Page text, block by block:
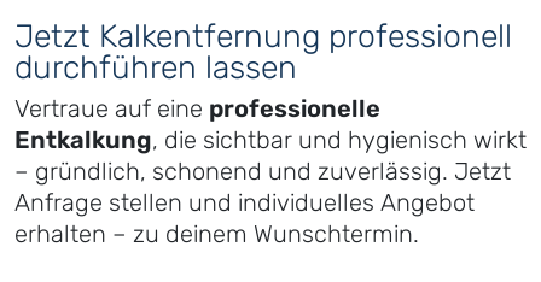
Jetzt Kalkentfernung professionell
durchführen lassen
Vertraue auf eine professionelle
Entkalkung, die sichtbar und hygienisch wirkt
– gründlich, schonend und zuverlässig. Jetzt
Anfrage stellen und individuelles Angebot
erhalten – zu deinem Wunschtermin.